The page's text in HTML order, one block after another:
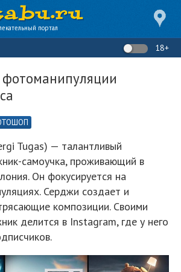
портал
18+
Tugas) — талантливый
самоучка, проживающий в
Он фокусируется на
Серджи создает и
композиции. Своими
делится в Instagram, где у него